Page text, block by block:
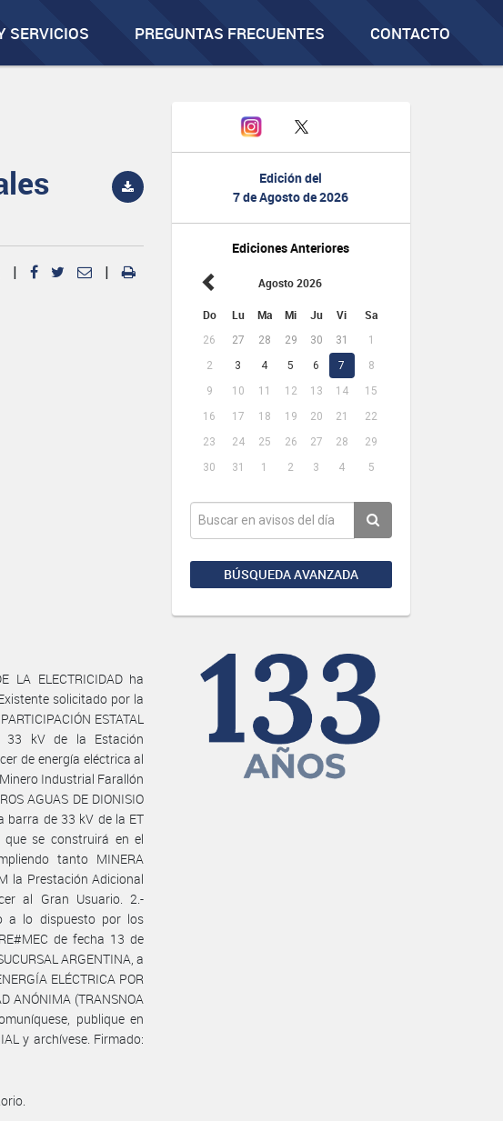
SERVICIOS PREGUNTAS FRECUENTES CONTACTO
Edición del
7 de Agosto de 2026
Ediciones Anteriores
Agosto 2026
Do Lu Ma Mi Ju Vi Sa
26 27 28 29 30 31
1
2
3 4 5 6 7
8
9
10 11 12 13 14
15
16
17 18 19 20 21
22
23
24 25 26 27 28
29
30
31 1 2 3 4 5
BÚSQUEDA AVANZADA
| |
LA ELECTRICIDAD ha
solicitado por la
ESTATAL
33 kV de la Estación
de energía eléctrica al
Industrial Farallón
AGUAS DE DIONISIO
barra de 33 kV de la ET
se construirá en el
tanto MINERA
la Prestación Adicional
al Gran Usuario. 2.-
a lo dispuesto por los
de fecha 13 de
ARGENTINA, a
ELÉCTRICA POR
ANÓNIMA (TRANSNOA
publique en
y archívese. Firmado: